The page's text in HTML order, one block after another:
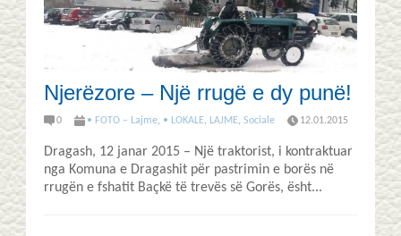
Njerëzore – Një rrugë e dy punë!
0 • FOTO – Lajme, • LOKALE, LAJME, Sociale 12.01.2015
Dragash, 12 janar 2015 – Një traktorist, i kontraktuar
nga Komuna e Dragashit për pastrimin e borës në
rrugën e fshatit Baçkë të trevës së Gorës, ësht...